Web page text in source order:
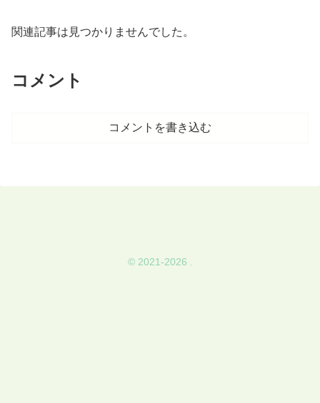
関連記事は見つかりませんでした。
コメント
コメントを書き込む
© 2021-2026 .